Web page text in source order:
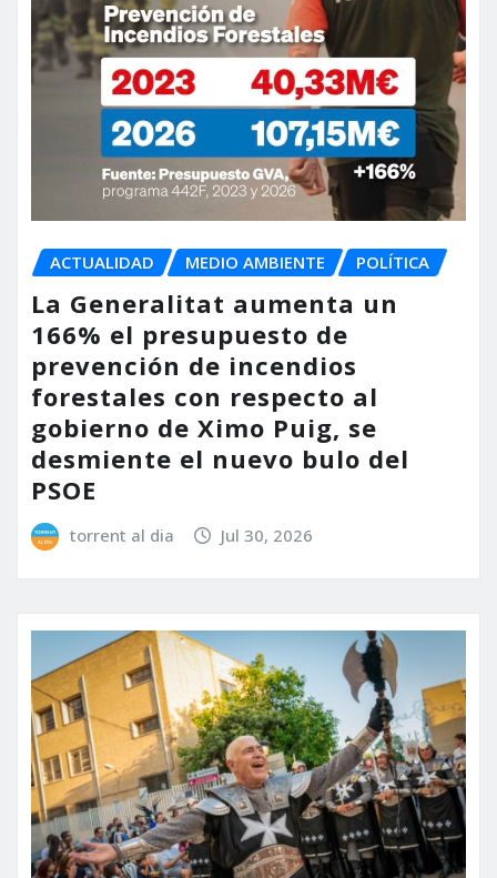
ACTUALIDAD MEDIO AMBIENTE POLÍTICA
La Generalitat aumenta un
166% el presupuesto de
prevención de incendios
forestales con respecto al
gobierno de Ximo Puig, se
desmiente el nuevo bulo del
PSOE
torrent al dia Jul 30, 2026